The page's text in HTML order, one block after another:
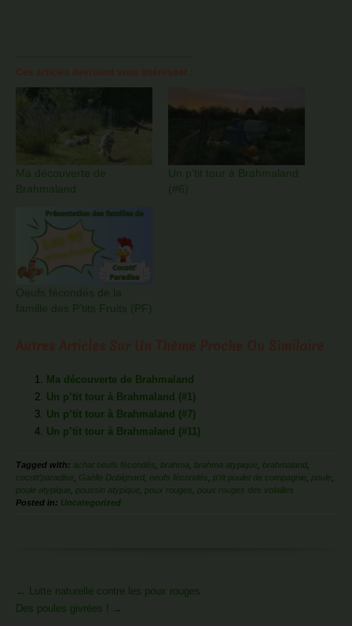
Ma découverte de
Brahmaland
Un p’tit tour à Brahmaland
(#6)
Oeufs fécondés de la
famille des P’tits Fruits (PF)
Ma découverte de Brahmaland
Un p’tit tour à Brahmaland (#1)
Un p’tit tour à Brahmaland (#7)
Un p’tit tour à Brahmaland (#11)
Tagged with: achat oeufs fécondés brahma brahma atypique brahmaland
cocott'paradise
Gaëlle Dobignard oeufs fécondés p'tit poulet de compagnie poule
poule atypique
poussin atypique poux rouges
poux rouges des volailles
Posted in: Uncategorized
More
Articles
← Lutte naturelle contre les poux rouges
Des poules givrées ! →